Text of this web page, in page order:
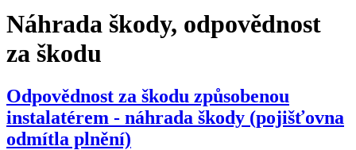
Náhrada škody, odpovědnost
za škodu
Odpovědnost za škodu způsobenou
instalatérem - náhrada škody (pojišťovna
odmítla plnění)